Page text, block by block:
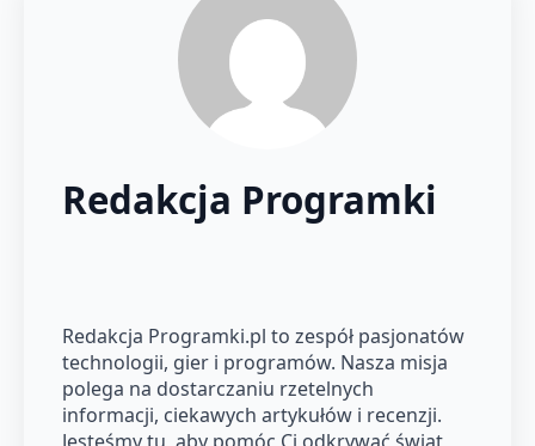
Redakcja Programki
Redakcja Programki.pl to zespół pasjonatów
technologii, gier i programów. Nasza misja
polega na dostarczaniu rzetelnych
informacji, ciekawych artykułów i recenzji.